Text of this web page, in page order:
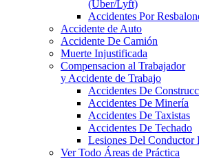
(Uber/Lyft)
Accidentes Por
Accidente de Auto
Accidente De Camión
Muerte Injustificada
Compensacion al Trabajador
y Accidente de Trabajo
Accidentes De
Accidentes De Minería
Accidentes De Taxistas
Accidentes De Techado
Lesiones Del Conductor
Ver Todo Áreas de Práctica